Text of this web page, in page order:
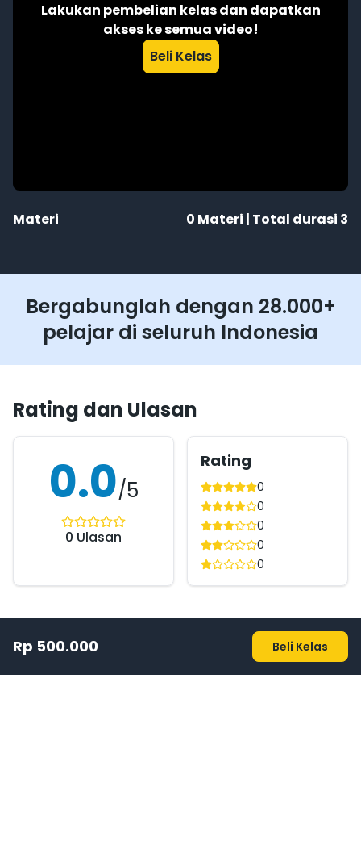
Lakukan pembelian kelas dan dapatkan
akses ke semua video!
Beli Kelas
Materi 0 Materi | Total durasi 3
Bergabunglah dengan 28.000+
pelajar di seluruh Indonesia
Rating dan Ulasan
0.0/5
0 Ulasan
Rating
0
0
0
0
0
Rp 500.000 Beli Kelas